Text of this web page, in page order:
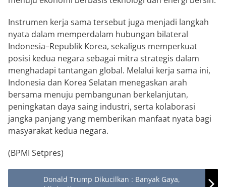
Instrumen kerja sama tersebut juga menjadi langkah
nyata dalam memperdalam hubungan bilateral
Indonesia–Republik Korea, sekaligus memperkuat
posisi kedua negara sebagai mitra strategis dalam
menghadapi tantangan global. Melalui kerja sama ini,
Indonesia dan Korea Selatan menegaskan arah
bersama menuju pembangunan berkelanjutan,
peningkatan daya saing industri, serta kolaborasi
jangka panjang yang memberikan manfaat nyata bagi
masyarakat kedua negara.
(BPMI Setpres)
Donald Trump Dikucilkan : Banyak Gaya,